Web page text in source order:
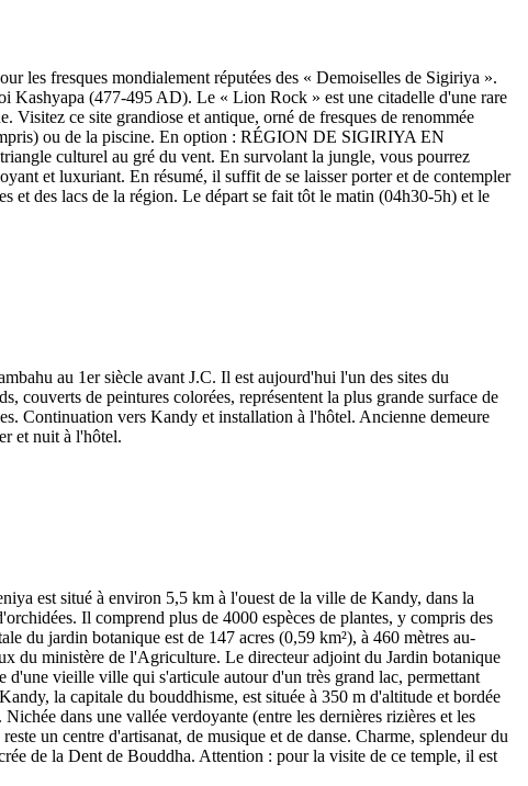
les fresques mondialement réputées des « Demoiselles de Sigiriya ».
Kashyapa (477-495 AD). Le « Lion Rock » est une citadelle d'une rare
Visitez ce site grandiose et antique, orné de fresques de renommée
ou de la piscine. En option : RÉGION DE SIGIRIYA EN
culturel au gré du vent. En survolant la jungle, vous pourrez
et luxuriant. En résumé, il suffit de se laisser porter et de contempler
et des lacs de la région. Le départ se fait tôt le matin (04h30-5h) et le
au 1er siècle avant J.C. Il est aujourd'hui l'un des sites du
couverts de peintures colorées, représentent la plus grande surface de
Continuation vers Kandy et installation à l'hôtel. Ancienne demeure
et nuit à l'hôtel.
est situé à environ 5,5 km à l'ouest de la ville de Kandy, dans la
Il comprend plus de 4000 espèces de plantes, y compris des
du jardin botanique est de 147 acres (0,59 km²), à 460 mètres au-
du ministère de l'Agriculture. Le directeur adjoint du Jardin botanique
vieille ville qui s'articule autour d'un très grand lac, permettant
la capitale du bouddhisme, est située à 350 m d'altitude et bordée
dans une vallée verdoyante (entre les dernières rizières et les
un centre d'artisanat, de musique et de danse. Charme, splendeur du
de la Dent de Bouddha. Attention : pour la visite de ce temple, il est